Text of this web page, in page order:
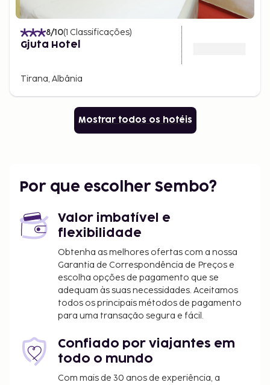
8/10(1 Classificações)
Gjuta Hotel
Tirana, Albânia
Mostrar todos os hotéis
Por que escolher Sembo?
Valor imbatível e
flexibilidade
Obtenha as melhores ofertas com a nossa
Garantia de Correspondência de Preços e
escolha opções de pagamento que se
adequam às suas necessidades. Aceitamos
todos os principais métodos de pagamento
para uma transação segura e fácil.
Confiado por viajantes em
todo o mundo
Com mais de 30 anos de experiência, a